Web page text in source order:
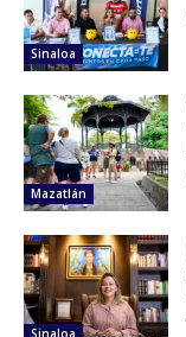
Sinaloa
Mazatlán
Sinaloa